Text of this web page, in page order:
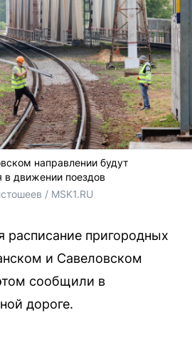
направлении будут
движении поездов
/ MSK1.RU
расписание пригородных
и Савеловском
сообщили в
дороге.